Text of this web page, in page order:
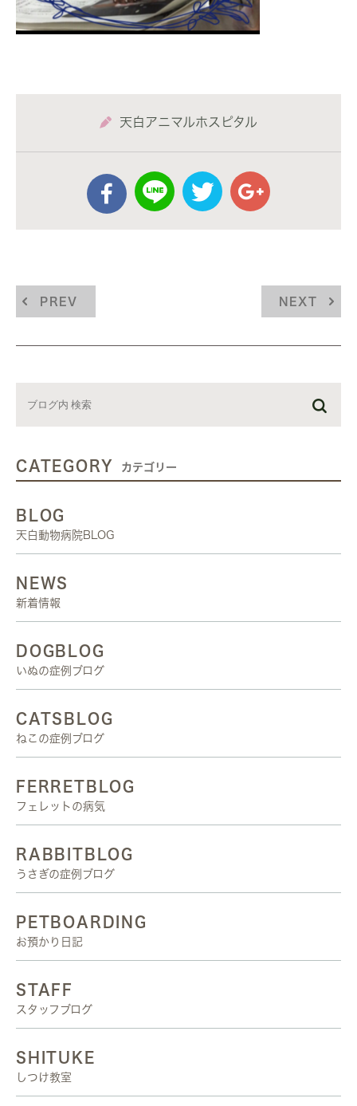
天白アニマルホスピタル
PREV NEXT
CATEGORY カテゴリー
BLOG
天白動物病院BLOG
NEWS
新着情報
DOGBLOG
いぬの症例ブログ
CATSBLOG
ねこの症例ブログ
FERRETBLOG
フェレットの病気
RABBITBLOG
うさぎの症例ブログ
PETBOARDING
お預かり日記
STAFF
スタッフブログ
SHITUKE
しつけ教室